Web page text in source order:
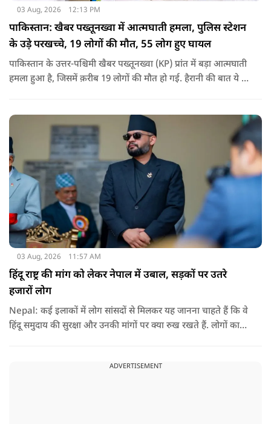
03 Aug, 2026 12:13 PM
पाकिस्तान: खैबर पख्तूनख्वा में आत्मघाती हमला, पुलिस स्टेशन
के उड़े परखच्चे, 19 लोगों की मौत, 55 लोग हुए घायल
पाकिस्तान के उत्तर-पश्चिमी खैबर पख्तूनख्वा (KP) प्रांत में बड़ा आत्मघाती
हमला हुआ है, जिसमें क़रीब 19 लोगों की मौत हो गई. हैरानी की बात ये है
03 Aug, 2026 11:57 AM
हिंदू राष्ट्र की मांग को लेकर नेपाल में उबाल, सड़कों पर उतरे
हजारों लोग
Nepal: कई इलाकों में लोग सांसदों से मिलकर यह जानना चाहते हैं कि वे
हिंदू समुदाय की सुरक्षा और उनकी मांगों पर क्या रुख रखते हैं. लोगों का
बात रखें और संसद में भी उनकी आवाज उठाएं.
ADVERTISEMENT